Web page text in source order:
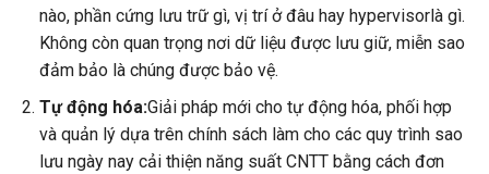
nào, phần cứng lưu trữ gì, vị trí ở đâu hay hypervisorlà gì.
Không còn quan trọng nơi dữ liệu được lưu giữ, miễn sao
đảm bảo là chúng được bảo vệ.
Tự động hóa:Giải pháp mới cho tự động hóa, phối hợp
và quản lý dựa trên chính sách làm cho các quy trình sao
lưu ngày nay cải thiện năng suất CNTT bằng cách đơn